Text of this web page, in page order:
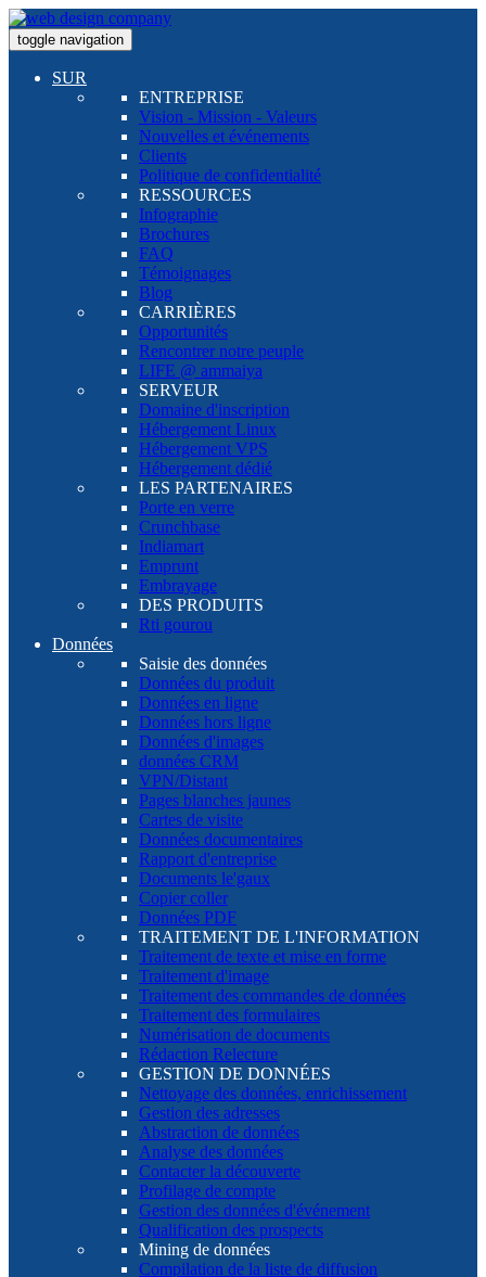
toggle navigation
SUR
ENTREPRISE
Vision - Mission - Valeurs
Nouvelles et événements
Clients
Politique de confidentialité
RESSOURCES
Infographie
Brochures
FAQ
Témoignages
Blog
CARRIÈRES
Opportunités
Rencontrer notre peuple
LIFE @ ammaiya
SERVEUR
Domaine d'inscription
Hébergement Linux
Hébergement VPS
Hébergement dédié
LES PARTENAIRES
Porte en verre
Crunchbase
Indiamart
Emprunt
Embrayage
DES PRODUITS
Rti gourou
Données
Saisie des données
Données du produit
Données en ligne
Données hors ligne
Données d'images
données CRM
VPN/Distant
Pages blanches jaunes
Cartes de visite
Données documentaires
Rapport d'entreprise
Documents le'gaux
Copier coller
Données PDF
TRAITEMENT DE L'INFORMATION
Traitement de texte et mise en forme
Traitement d'image
Traitement des commandes de données
Traitement des formulaires
Numérisation de documents
Rédaction Relecture
GESTION DE DONNÉES
Nettoyage des données, enrichissement
Gestion des adresses
Abstraction de données
Analyse des données
Contacter la découverte
Profilage de compte
Gestion des données d'événement
Qualification des prospects
Mining de données
Compilation de la liste de diffusion